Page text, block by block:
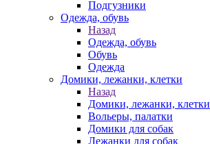
Подгузники
Одежда, обувь
Назад
Одежда, обувь
Обувь
Одежда
Домики, лежанки, клетки
Назад
Домики, лежанки, клетки
Вольеры, палатки
Домики для собак
Лежанки для собак